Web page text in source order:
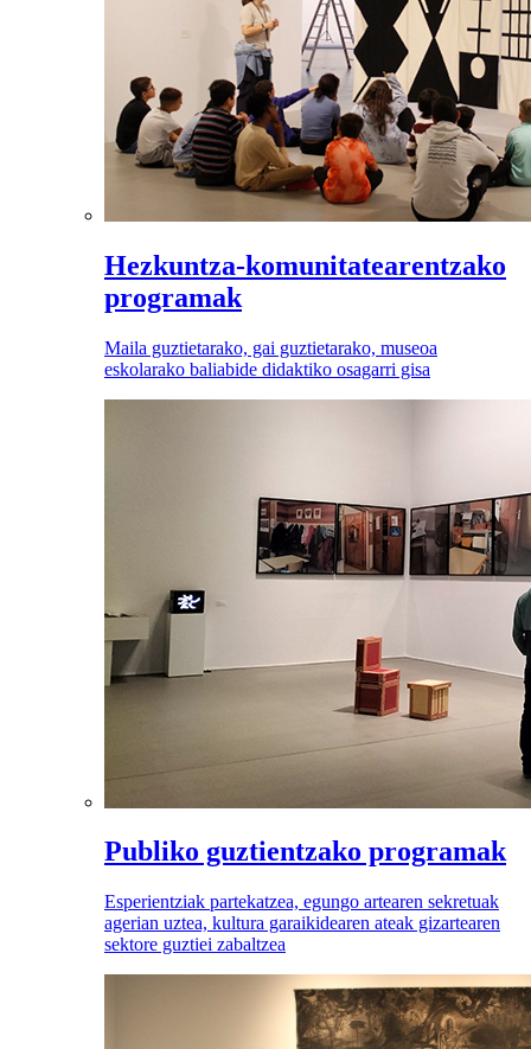
Hezkuntza-komunitatearentzako
programak
Maila guztietarako, gai guztietarako, museoa
eskolarako baliabide didaktiko osagarri gisa
Publiko guztientzako programak
Esperientziak partekatzea, egungo artearen sekretuak
agerian uztea, kultura garaikidearen ateak gizartearen
sektore guztiei zabaltzea